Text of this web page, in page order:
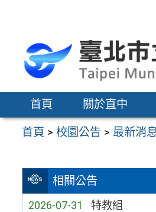
區
首頁 關於直中
首頁 >校園公告 > 最新消
相關公告
2026-07-31 特教組